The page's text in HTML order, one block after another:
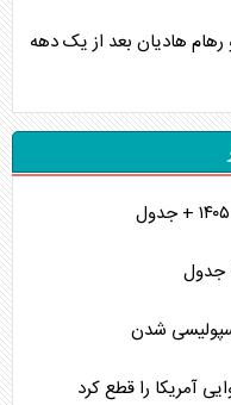
رهام هادیان بعد از یک دهه
شدن
آمریکا را قطع کرد